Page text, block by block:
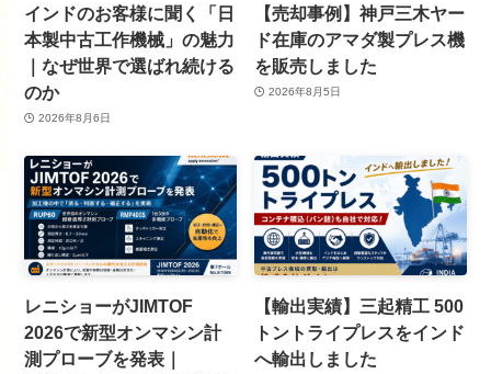
インドのお客様に聞く「日
本製中古工作機械」の魅力
｜なぜ世界で選ばれ続ける
のか
2026年8月6日
【売却事例】神戸三木ヤー
ド在庫のアマダ製プレス機
を販売しました
2026年8月5日
レニショーがJIMTOF
2026で新型オンマシン計
測プローブを発表｜
【輸出実績】三起精工 500
トントライプレスをインド
へ輸出しました